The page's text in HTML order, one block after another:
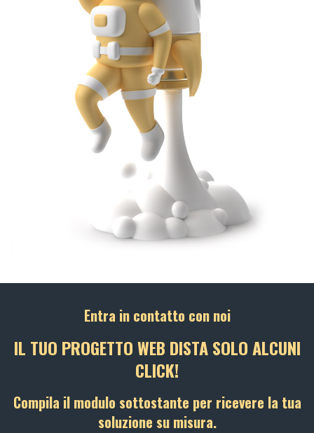
Entra in contatto con noi
IL TUO PROGETTO WEB DISTA SOLO ALCUNI
CLICK!
Compila il modulo sottostante per ricevere la tua
soluzione su misura.